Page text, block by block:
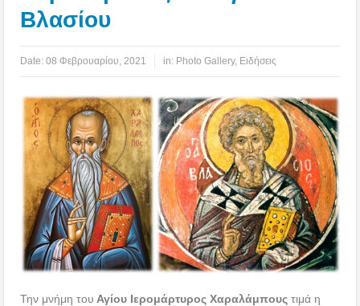
Βλασίου
Date:08 Φεβρουαρίου, 2021 in: Photo Gallery, Ειδήσεις
Την μνήμη του Αγίου Ιερομάρτυρος Χαραλάμπους τιμά η